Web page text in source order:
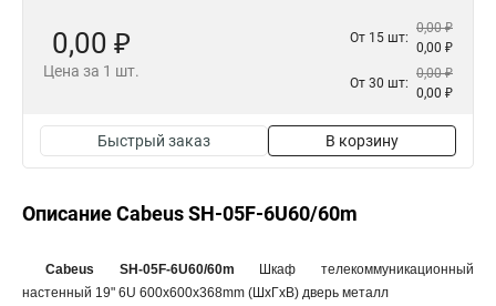
0,00 ₽
Цена за 1 шт.
От 15 шт:
0,00 ₽
0,00 ₽
От 30 шт:
0,00 ₽
0,00 ₽
Быстрый заказ В корзину
Описание Cabeus SH-05F-6U60/60m
Cabeus SH-05F-6U60/60m Шкаф телекоммуникационный
настенный 19" 6U 600x600x368mm (ШхГхВ) дверь металл